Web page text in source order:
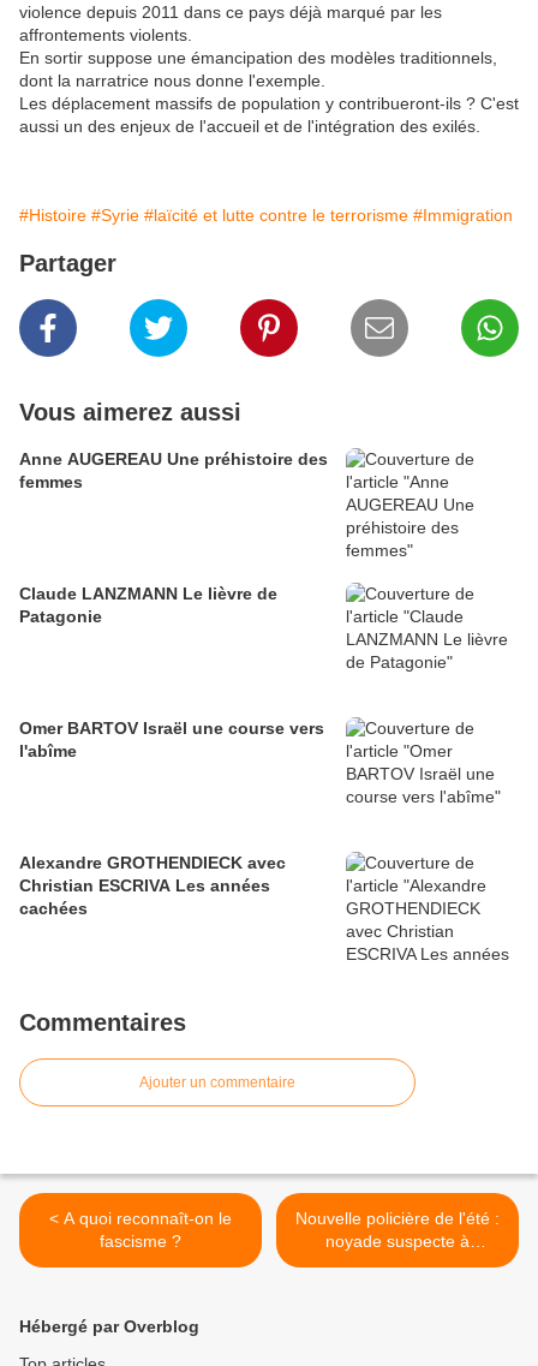
violence depuis 2011 dans ce pays déjà marqué par les
affrontements violents.
En sortir suppose une émancipation des modèles traditionnels,
dont la narratrice nous donne l'exemple.
Les déplacement massifs de population y contribueront-ils ? C'est
aussi un des enjeux de l'accueil et de l'intégration des exilés.
#Histoire #Syrie #laïcité et lutte contre le terrorisme #Immigration
Partager
Vous aimerez aussi
Anne AUGEREAU Une préhistoire des
femmes
Claude LANZMANN Le lièvre de
Patagonie
Omer BARTOV Israël une course vers
l'abîme
Alexandre GROTHENDIECK avec
Christian ESCRIVA Les années
cachées
Commentaires
Ajouter un commentaire
< A quoi reconnaît-on le
fascisme ?
Nouvelle policière de l'été :
noyade suspecte à
Pouvigny >
Hébergé par Overblog